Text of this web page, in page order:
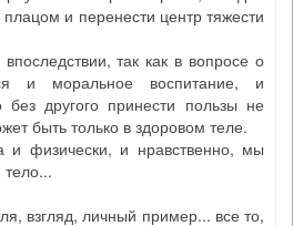
плацом и перенести центр тяжести
так как в вопросе о
и моральное воспитание, и
другого принести пользы не
быть только в здоровом теле.
и физически, и нравственно, мы
взгляд, личный пример... все то,